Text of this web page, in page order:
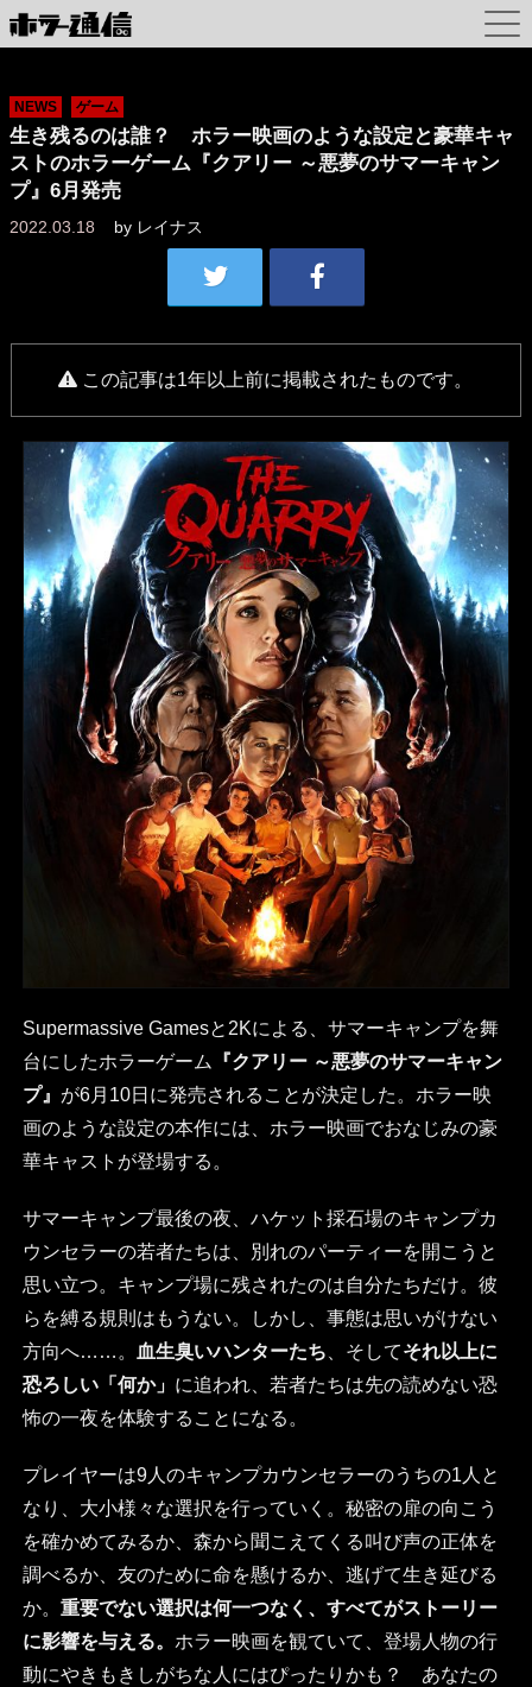
NEWS ゲーム
生き残るのは誰？ ホラー映画のような設定と豪華キャ
ストのホラーゲーム『クアリー ～悪夢のサマーキャン
プ』6月発売
2022.03.18 by レイナス
この記事は1年以上前に掲載されたものです。
Supermassive Gamesと2Kによる、サマーキャンプを舞
台にしたホラーゲーム
『クアリー ～悪夢のサマーキャン
プ』 が6月10日に発売されることが決定した。ホラー映
画のような設定の本作には、ホラー映画でおなじみの豪
華キャストが登場する。
サマーキャンプ最後の夜、ハケット採石場のキャンプカ
ウンセラーの若者たちは、別れのパーティーを開こうと
思い立つ。キャンプ場に残されたのは自分たちだけ。彼
らを縛る規則はもうない。しかし、事態は思いがけない
方向へ……。
血生臭いハンターたち 、そしてそれ以上に
恐ろしい「何か」 に追われ、若者たちは先の読めない恐
怖の一夜を体験することになる。
プレイヤーは9人のキャンプカウンセラーのうちの1人と
なり、大小様々な選択を行っていく。秘密の扉の向こう
を確かめてみるか、森から聞こえてくる叫び声の正体を
調べるか、友のために命を懸けるか、逃げて生き延びる
か。 重要でない選択は何一つなく、すべてがストーリー
に影響を与える。 ホラー映画を観ていて、登場人物の行
動にやきもきしがちな人にはぴったりかも？ あなたの